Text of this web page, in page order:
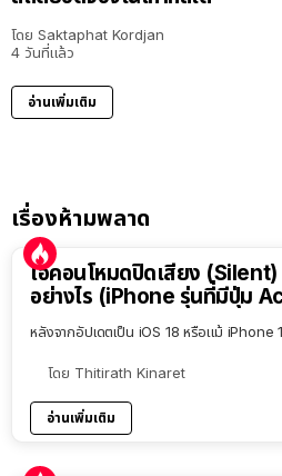
โดย Saktaphat Kordjan
4 วันที่แล้ว
อ่านเพิ่มเติม
เรื่องห้ามพลาด
ไอคอนโหมดปิดเสียง (Silent)
อย่างไร (iPhone รุ่นที่มีปุ่ม
หลังจากอัปเดตเป็น iOS 18 หรือแม้ iPhone
โดย Thitirath Kinaret
อ่านเพิ่มเติม